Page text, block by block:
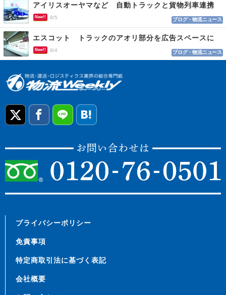
アイリスオーヤマなど 自動トラックと貨物列車連携
New!! 8/5 ブログ・物流ニュース
エスコット トラックのアオリ部分を広告スペースに
New!! 8/4 ブログ・物流ニュース
プライバシーポリシー
免責事項
特定商取引法に基づく表記
会社概要